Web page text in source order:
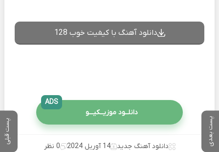
پست بعدی پست قبلی
دانلود آهنگ با کیفیت خوب 128
دانلــود موزیــکیـــو
ADS
دانلود آهنگ جدید 14 آوریل 2024 0 نظر